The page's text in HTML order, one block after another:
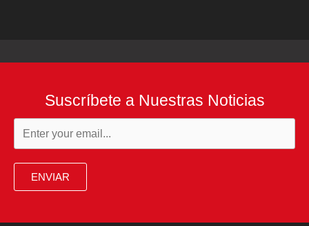
Suscríbete a Nuestras Noticias
ENVIAR